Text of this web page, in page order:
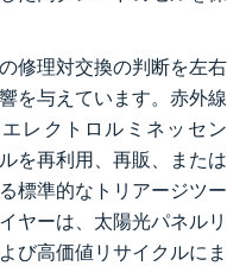
修理対交換の判断を左右
を与えています。赤外線
レクトロルミネッセン
を再利用、再販、または
標準的なトリアージツー
ヤーは、太陽光パネルリ
び高価値リサイクルにま